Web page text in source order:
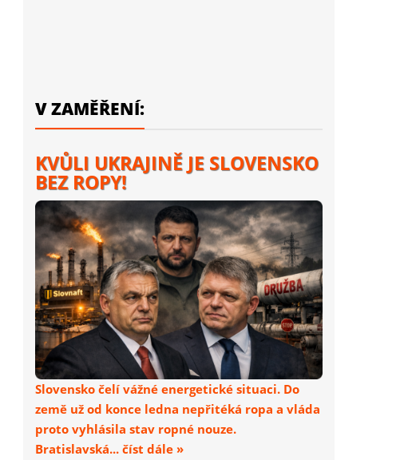
V ZAMĚŘENÍ:
KVŮLI UKRAJINĚ JE SLOVENSKO
BEZ ROPY!
Slovensko čelí vážné energetické situaci. Do
země už od konce ledna nepřitéká ropa a vláda
proto vyhlásila stav ropné nouze.
Bratislavská... číst dále »